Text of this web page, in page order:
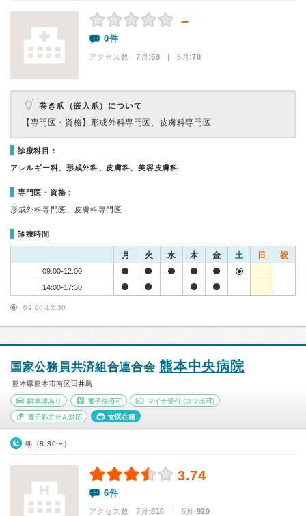
－
0件
アクセス数 7月:59 | 6月:70
巻き爪（嵌入爪）について
【専門医・資格】 形成外科専門医、皮膚科専門医
診療科目：
アレルギー科、形成外科、皮膚科、美容皮膚科
専門医・資格：
形成外科専門医、皮膚科専門医
診療時間
月 火 水 木 金 土 日 祝
09:00-12:00
14:00-17:30
09:00-12:30
国家公務員共済組合連合会 熊本中央病院
熊本県熊本市南区田井島
駐車場あり 電子決済可 マイナ受付 (スマホ可)
電子処方せん対応 女医在籍
朝（8:30〜）
3.74
6件
アクセス数 7月:816 | 6月:920